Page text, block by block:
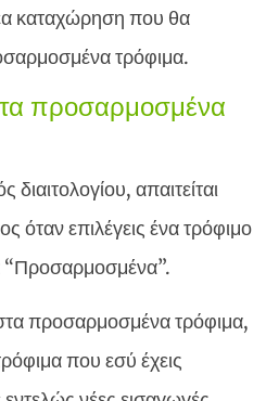
καταχώρηση που θα
τρόφιμα.
προσαρμοσμένα
απαιτείται
όταν επιλέγεις ένα τρόφιμο
“Προσαρμοσμένα”.
προσαρμοσμένα τρόφιμα,
που εσύ έχεις